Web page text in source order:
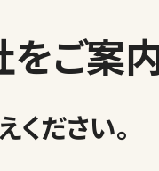
をご案
ください。